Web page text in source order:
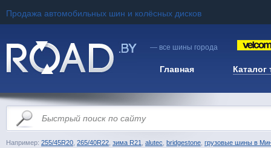
Продажа автомобильных шин и колёсных дисков
— все шины города
Главная Каталог
Например: 255/45R20 265/40R22 зима R21 alutec bridgestone грузовые шины в